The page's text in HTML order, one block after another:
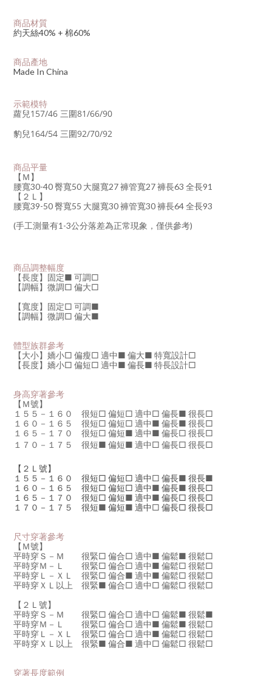
商品材質
約天絲40% + 棉60%
商品產地
Made In China
示範模特
蘿兒157/46 三圍81/66/90
豹兒164/54 三圍92/70/92
商品平量
【Ｍ】
腰寬30-40 臀寬50 大腿寬27 褲管寬27 褲長63 全長91
【２Ｌ】
腰寬39-50 臀寬55 大腿寬30 褲管寬30 褲長64 全長93
(手工測量有1-3公分落差為正常現象，僅供參考)
商品調整幅度
【長度】固定■ 可調□
【調幅】微調□ 偏大□
【寬度】固定□ 可調■
【調幅】微調□ 偏大■
體型族群參考
【大小】嬌小□ 偏瘦□ 適中■ 偏大■ 特寬設計□
【長度】嬌小□ 偏短□ 適中■ 偏長■ 特長設計□
身高穿著參考
【Ｍ號】
１５５－１６０ 很短□ 偏短□ 適中□ 偏長■ 很長□
１６０－１６５ 很短□ 偏短□ 適中■ 偏長■ 很長□
１６５－１７０ 很短□ 偏短■ 適中■ 偏長□ 很長□
１７０－１７５ 很短■ 偏短■ 適中□ 偏長□ 很長□
【２Ｌ號】
１５５－１６０ 很短□ 偏短□ 適中□ 偏長■ 很長■
１６０－１６５ 很短□ 偏短□ 適中■ 偏長■ 很長□
１６５－１７０ 很短□ 偏短■ 適中■ 偏長□ 很長□
１７０－１７５ 很短■ 偏短■ 適中□ 偏長□ 很長□
尺寸穿著參考
【Ｍ號】
平時穿Ｓ－Ｍ 很緊□ 偏合□ 適中■ 偏鬆■ 很鬆□
平時穿Ｍ－Ｌ 很緊□ 偏合□ 適中■ 偏鬆□ 很鬆□
平時穿 Ｌ－ＸＬ 很緊□ 偏合■ 適中■ 偏鬆□ 很鬆□
平時穿ＸＬ以上 很緊■ 偏合□ 適中□ 偏鬆□ 很鬆□
【２Ｌ號】
平時穿Ｓ－Ｍ 很緊□ 偏合□ 適中□ 偏鬆■ 很鬆■
平時穿Ｍ－Ｌ 很緊□ 偏合□ 適中■ 偏鬆■ 很鬆□
平時穿 Ｌ－ＸＬ 很緊□ 偏合□ 適中■ 偏鬆□ 很鬆□
平時穿ＸＬ以上 很緊■ 偏合■ 適中□ 偏鬆□ 很鬆□
穿著長度範例